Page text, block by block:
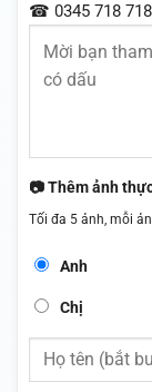
☎ 0345 718 718
📷 Thêm ảnh
Tối đa 5 ảnh, mỗi
Anh
Chị